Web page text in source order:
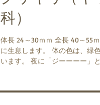
科）
体長 24～30ｍｍ 全長 40～55ｍｍ 背の低い湿った草地
に生息します。 体の色は、緑色のものと褐色のものが
います。 夜に「ジーーーー」と連続して鳴きます。 雑
食性で、イネ科の植物の実や